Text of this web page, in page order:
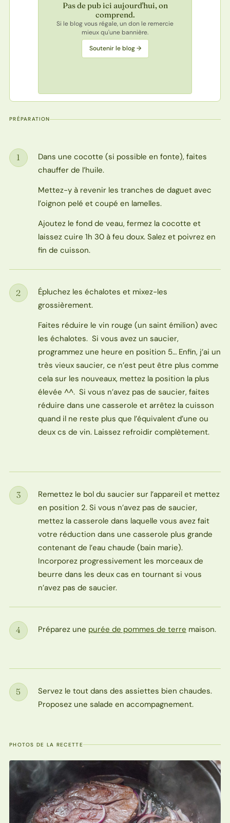
Pas de pub ici aujourd'hui, on
comprend.
Si le blog vous régale, un don le remercie
mieux qu'une bannière.
Soutenir le blog →
PRÉPARATION
Étape
1
Dans une cocotte (si possible en fonte), faites
chauffer de l’huile.
Mettez-y à revenir les tranches de daguet avec
l’oignon pelé et coupé en lamelles.
Ajoutez le fond de veau, fermez la cocotte et
laissez cuire 1h 30 à feu doux. Salez et poivrez en
fin de cuisson.
Étape
2
Épluchez les échalotes et mixez-les
grossièrement.
Faites réduire le vin rouge (un saint émilion) avec
les échalotes. Si vous avez un saucier,
programmez une heure en position 5… Enfin, j’ai un
très vieux saucier, ce n’est peut être plus comme
cela sur les nouveaux, mettez la position la plus
élevée ^^. Si vous n’avez pas de saucier, faites
réduire dans une casserole et arrêtez la cuisson
quand il ne reste plus que l’équivalent d’une ou
deux cs de vin. Laissez refroidir complètement.
Étape
3
Remettez le bol du saucier sur l’appareil et mettez
en position 2. Si vous n’avez pas de saucier,
mettez la casserole dans laquelle vous avez fait
votre réduction dans une casserole plus grande
contenant de l’eau chaude (bain marie).
Incorporez progressivement les morceaux de
beurre dans les deux cas en tournant si vous
n’avez pas de saucier.
Étape
4 Préparez une purée de pommes de terre maison.
Étape
5
Servez le tout dans des assiettes bien chaudes.
Proposez une salade en accompagnement.
PHOTOS DE LA RECETTE